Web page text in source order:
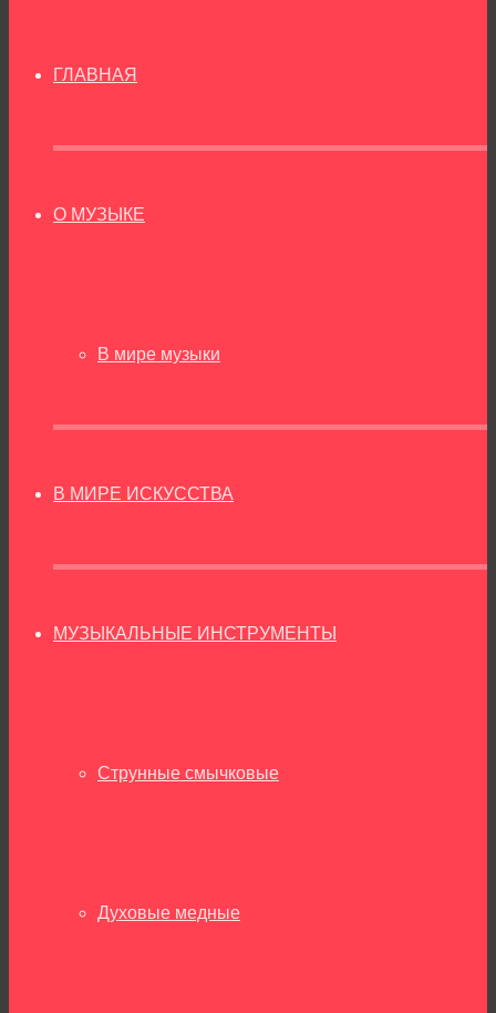
ГЛАВНАЯ
О МУЗЫКЕ
В мире музыки
В МИРЕ ИСКУССТВА
МУЗЫКАЛЬНЫЕ ИНСТРУМЕНТЫ
Струнные смычковые
Духовые медные